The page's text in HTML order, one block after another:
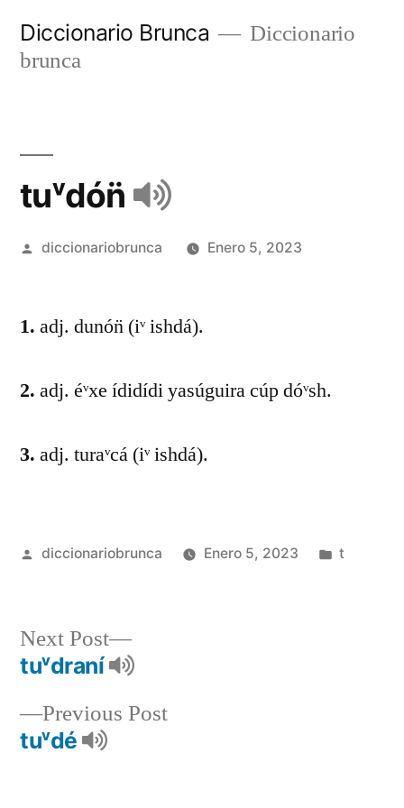
Diccionario Brunca
Diccionario
brunca
tuᵛdón̈
diccionariobrunca Enero 5, 2023
1. adj. dunón̈ (iᵛ ishdá).
2. adj. éᵛxe ídidídi yasúguira cúp dóᵛsh.
3. adj. turaᵛcá (iᵛ ishdá).
diccionariobrunca Enero 5, 2023 t
Previous Post
tuᵛdé
Next Post
tuᵛdraní